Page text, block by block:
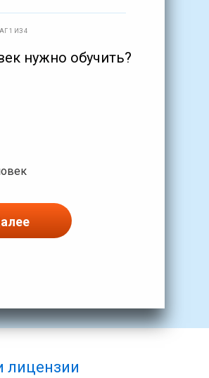
1 ИЗ 4
нужно обучить?
лицензии